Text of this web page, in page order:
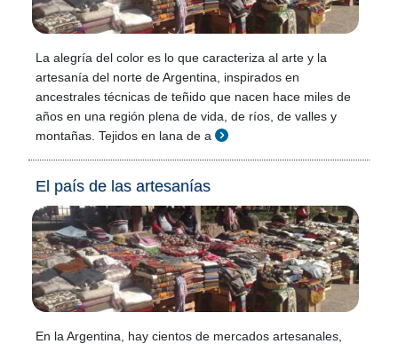
La alegría del color es lo que caracteriza al arte y la
artesanía del norte de Argentina, inspirados en
ancestrales técnicas de teñido que nacen hace miles de
años en una región plena de vida, de ríos, de valles y
montañas. Tejidos en lana de a
El país de las artesanías
En la Argentina, hay cientos de mercados artesanales,